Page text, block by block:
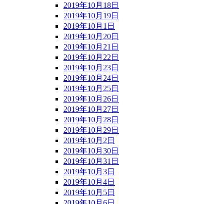
2019年10月18日
2019年10月19日
2019年10月1日
2019年10月20日
2019年10月21日
2019年10月22日
2019年10月23日
2019年10月24日
2019年10月25日
2019年10月26日
2019年10月27日
2019年10月28日
2019年10月29日
2019年10月2日
2019年10月30日
2019年10月31日
2019年10月3日
2019年10月4日
2019年10月5日